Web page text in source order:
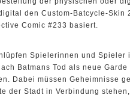
den Custom-Batcycle-Skin
Comic #233 basiert.
Spielerinnen und Spieler
Batmans Tod als neue
Dabei müssen Geheimnisse
der Stadt in Verbindung